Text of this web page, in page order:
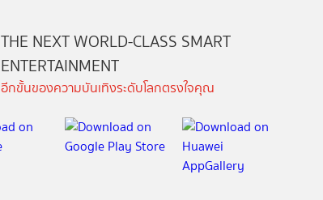
THE NEXT WORLD-CLASS SMART
ENTERTAINMENT
อีกขั้นของความบันเทิงระดับโลกตรงใจคุณ